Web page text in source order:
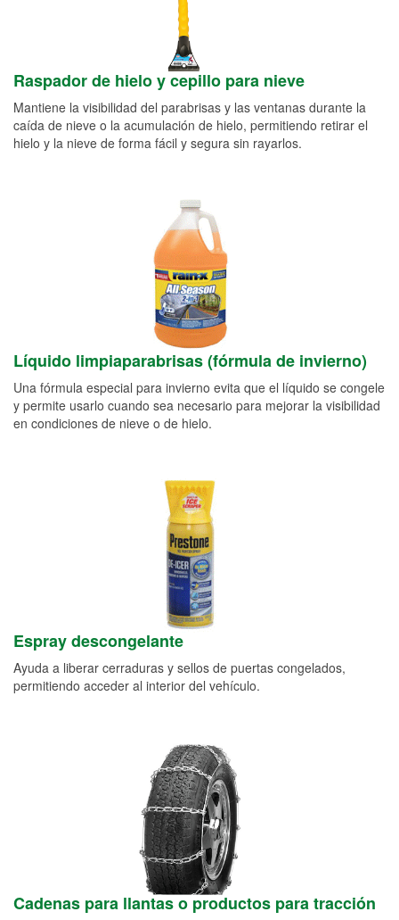
Raspador de hielo y cepillo para nieve
Mantiene la visibilidad del parabrisas y las ventanas durante la
caída de nieve o la acumulación de hielo, permitiendo retirar el
hielo y la nieve de forma fácil y segura sin rayarlos.
Líquido limpiaparabrisas (fórmula de invierno)
Una fórmula especial para invierno evita que el líquido se congele
y permite usarlo cuando sea necesario para mejorar la visibilidad
en condiciones de nieve o de hielo.
Espray descongelante
Ayuda a liberar cerraduras y sellos de puertas congelados,
permitiendo acceder al interior del vehículo.
Cadenas para llantas o productos para tracción